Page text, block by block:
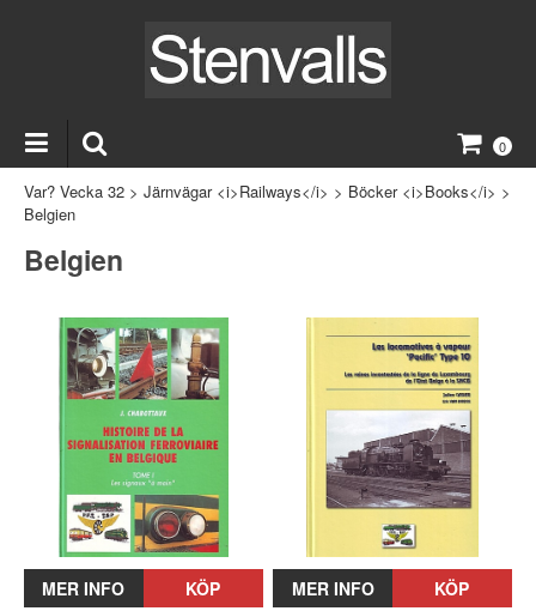
0
Var? Vecka 32 > Järnvägar <i>Railways</i> > Böcker <i>Books</i> >
Belgien
Belgien
MER INFO KÖP MER INFO KÖP